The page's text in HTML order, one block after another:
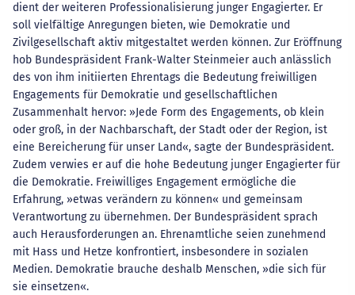
dient der weiteren Professionalisierung junger Engagierter. Er
soll vielfältige Anregungen bieten, wie Demokratie und
Zivilgesellschaft aktiv mitgestaltet werden können. Zur Eröffnung
hob Bundespräsident Frank-Walter Steinmeier auch anlässlich
des von ihm initiierten Ehrentags die Bedeutung freiwilligen
Engagements für Demokratie und gesellschaftlichen
Zusammenhalt hervor: »Jede Form des Engagements, ob klein
oder groß, in der Nachbarschaft, der Stadt oder der Region, ist
eine Bereicherung für unser Land«, sagte der Bundespräsident.
Zudem verwies er auf die hohe Bedeutung junger Engagierter für
die Demokratie. Freiwilliges Engagement ermögliche die
Erfahrung, »etwas verändern zu können« und gemeinsam
Verantwortung zu übernehmen. Der Bundespräsident sprach
auch Herausforderungen an. Ehrenamtliche seien zunehmend
mit Hass und Hetze konfrontiert, insbesondere in sozialen
Medien. Demokratie brauche deshalb Menschen, »die sich für
sie einsetzen«.